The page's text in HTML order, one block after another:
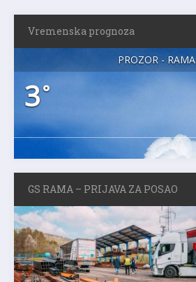
Vremenska prognoza
PROZOR - RAMA
3°
GS RAMA – PRIJAVA ZA POSAO